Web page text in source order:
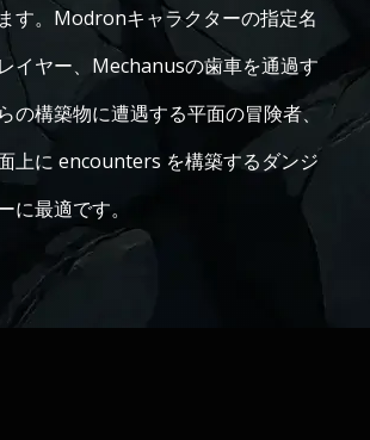
す。Modronキャラクターの指定名
イヤー、Mechanusの歯車を通過す
の構築物に遭遇する平面の冒険者、
上に encounters を構築するダンジ
に最適です。